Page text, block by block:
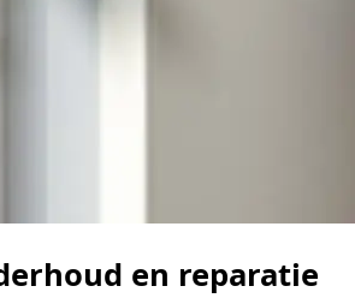
en reparatie